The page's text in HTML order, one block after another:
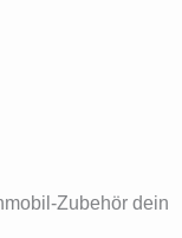
Zubehör dein